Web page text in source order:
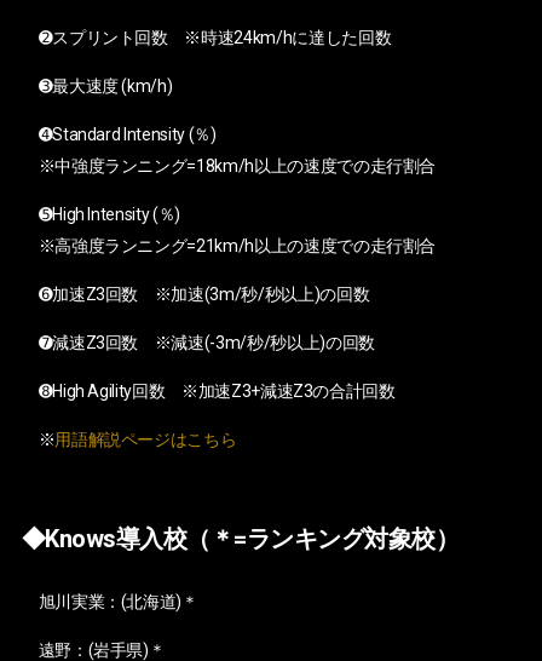
➋スプリント回数 ※時速24km/hに達した回数
➌最大速度 (km/h)
➍Standard Intensity (％)
※中強度ランニング=18km/h以上の速度での走行割合
➎High Intensity (％)
※高強度ランニング=21km/h以上の速度での走行割合
➏加速Z3回数 ※加速(3m/秒/秒以上)の回数
➐減速Z3回数 ※減速(-3m/秒/秒以上)の回数
➑High Agility回数 ※加速Z3+減速Z3の合計回数
※用語解説ページはこちら
◆Knows導入校（＊=ランキング対象校）
旭川実業：(北海道)＊
遠野：(岩手県)＊